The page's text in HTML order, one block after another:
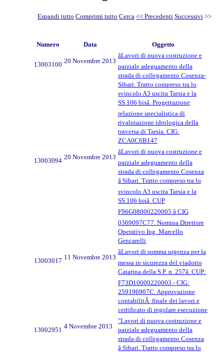
Espandi tutto Comprimi tutto Cerca << Precedenti Successivi >>
Numero Data Oggetto
13003100 20 Novembre 2013
âLavori di nuova costruzione e
parziale adeguamento della
strada di collegamento Cosenza-
Sibari. Tratto compreso tra lo
svincolo A3 uscita Tarsia e la
SS.106 bisâ. Progettazione
relazione specialistica di
rivalutazione idrologica della
traversa di Tarsia. CIG:
ZCA0C6B147
13003094 20 Novembre 2013
âLavori di nuova costruzione e
parziale adeguamento della
strada di collegamento Cosenza
â Sibari. Tratto compreso tra lo
svincolo A3 uscita Tarsia e la
SS.106 bisâ. CUP
F96G08000220005 â CIG
0369097C77. Nomina Direttore
Operativo Ing. Marcello
Gencarelli
13003017 11 Novembre 2013
âLavori di somma urgenza per la
messa in sicurezza del viadotto
Catarina della S.P. n. 257â. CUP:
F73D10000220003 - CIG:
259196907C. Approvazione
contabilitÃ finale dei lavori e
certificato di regolare esecuzione
13002951 4 Novembre 2013
"Lavori di nuova costruzione e
parziale adeguamento della
strada di collegamento Cosenza
â Sibari. Tratto compreso tra lo